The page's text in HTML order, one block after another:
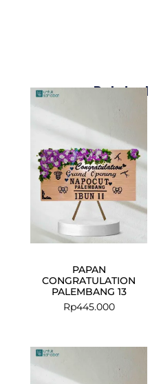
PAPAN
CONGRATULATION
PALEMBANG 13
Rp445.000